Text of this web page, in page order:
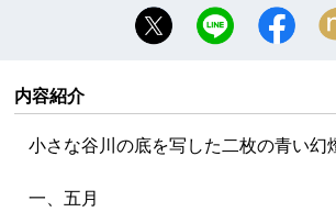
内容紹介
小さな谷川の底を写した二枚の青い幻
一、五月